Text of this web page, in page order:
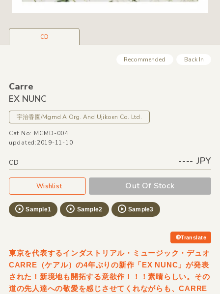
CD
Recommended Back In
Carre
EX NUNC
宇治香園/Mgmd A Org. And Ujikoen Co. Ltd.
Cat No: MGMD-004
updated:2019-11-10
CD ---- JPY
Wishlist Out Of Stock
Sample1 Sample2 Sample3
Translate
東京を代表するインダストリアル・ミュージック・デュオ
CARRE（ケアル）の4年ぶりの新作「EX NUNC」が発表
された！新境地も開拓する意欲作！！！素晴らしい。その
道の先人達への敬愛を感じさせてくれながらも、CARRE